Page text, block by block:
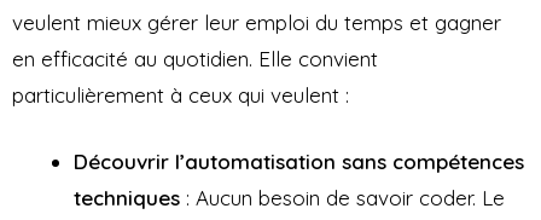
veulent mieux gérer leur emploi du temps et gagner
en efficacité au quotidien. Elle convient
particulièrement à ceux qui veulent :
Découvrir l’automatisation sans compétences
techniques : Aucun besoin de savoir coder. Le